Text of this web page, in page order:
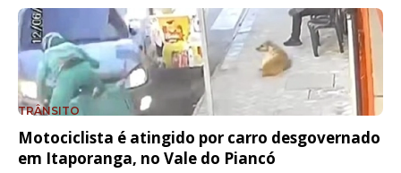
TRÂNSITO
Motociclista é atingido por carro desgovernado
em Itaporanga, no Vale do Piancó